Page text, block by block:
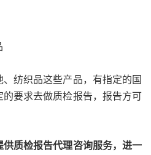
纺织品这些产品，有指定的国
要求去做质检报告，报告方可
供质检报告代理咨询服务，进一